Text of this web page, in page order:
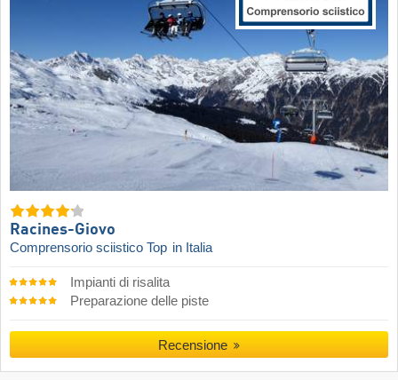
Racines-Giovo
Comprensorio sciistico Top in Italia
Impianti di risalita
Preparazione delle piste
Recensione